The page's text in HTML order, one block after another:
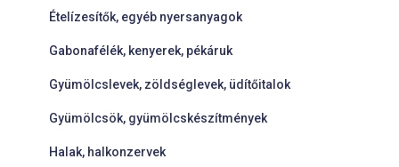
Ételízesítők, egyéb nyersanyagok
Gabonafélék, kenyerek, pékáruk
Gyümölcslevek, zöldséglevek, üdítőitalok
Gyümölcsök, gyümölcskészítmények
Halak, halkonzervek